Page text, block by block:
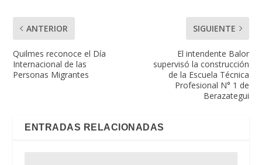
ANTERIOR
Quilmes reconoce el Día
Internacional de las
Personas Migrantes
SIGUIENTE
El intendente Balor
supervisó la construcción
de la Escuela Técnica
Profesional N° 1 de
Berazategui
ENTRADAS RELACIONADAS